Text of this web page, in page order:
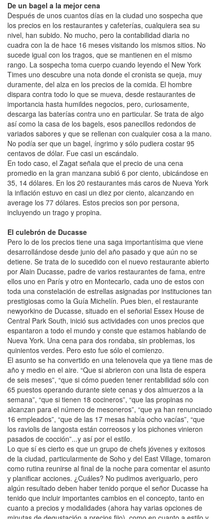
De un bagel a la mejor cena
Después de unos cuantos días en la ciudad uno sospecha que
los precios en los restaurantes y cafeterías, cualquiera sea su
nivel, han subido. No mucho, pero la contabilidad diaria no
cuadra con la de hace 16 meses visitando los mismos sitios. No
sucede igual con los tragos, que se mantienen en el mismo
rango. La sospecha toma cuerpo cuando leyendo el New York
Times uno descubre una nota donde el cronista se queja, muy
duramente, del alza en los precios de la comida. El hombre
dispara contra todo lo que se mueva, desde restaurantes de
importancia hasta humildes negocios, pero, curiosamente,
descarga las baterías contra uno en particular. Se trata de algo
así como la casa de los bagels, esos panecillos redondos de
variados sabores y que se rellenan con cualquier cosa a la mano.
No podía ser que un bagel, íngrimo y sólo pudiera costar 95
centavos de dólar. Fue casi un escándalo.
En todo caso, el Zagat señala que el precio de una cena
promedio en la gran manzana subió 6 por ciento, ubicándose en
35, 14 dólares. En los 20 restaurantes más caros de Nueva York
la inflación estuvo en casi un diez por ciento, alcanzando en
average los 77 dólares. Estos precios son por persona,
incluyendo un trago y propina.
El culebrón de Ducasse
Pero lo de los precios tiene una saga importantísima que viene
desarrollándose desde junio del año pasado y que aún no se
detiene. Se trata de lo sucedido con el nuevo restaurante abierto
por Alain Ducasse, padre de varios restaurantes de fama, entre
ellos uno en París y otro en Montecarlo, cada uno de estos con
toda una constelación de estrellas asignadas por instituciones tan
prestigiosas como la Guía Michelín. Pues bien, el restaurante
newyorkino de Ducasse, situado en el señorial Essex House de
Central Park South, inició sus actividades con unos precios que
espantaron a todo el mundo y conste que estamos hablando de
Nueva York. Una cena para dos rondaba, sin problemas, los
quinientos verdes. Pero esto fue sólo el comienzo.
El asunto se ha convertido en una telenovela que ya tiene mas de
año y medio en el aire. “Que si abrieron con una lista de espera
de seis meses”, “que si cómo pueden tener rentabilidad sólo con
65 puestos operando durante siete cenas y dos almuerzos a la
semana”, “que si tienen 18 cocineros”, “que las propinas no
alcanzan para el número de mesoneros”, “que ya han renunciado
16 empleados”, “que de las 17 mesas había ocho vacías”, “que
los raviolis de langosta están correosos y los pichones vinieron
pasados de cocción”...y así por el estilo.
Lo que sí es cierto es que un grupo de chefs jóvenes y exitosos
de la ciudad, particularmente de Soho y del East Village, tomaron
como rutina reunirse al final de la noche para comentar el asunto
y planificar acciones. ¿Cuáles? No pudimos averiguarlo, pero
algún resultado deben haber tenido porque el señor Ducasse ha
tenido que incluir importantes cambios en el concepto, tanto en
cuanto a precios y modalidades (ahora hay varias opciones de